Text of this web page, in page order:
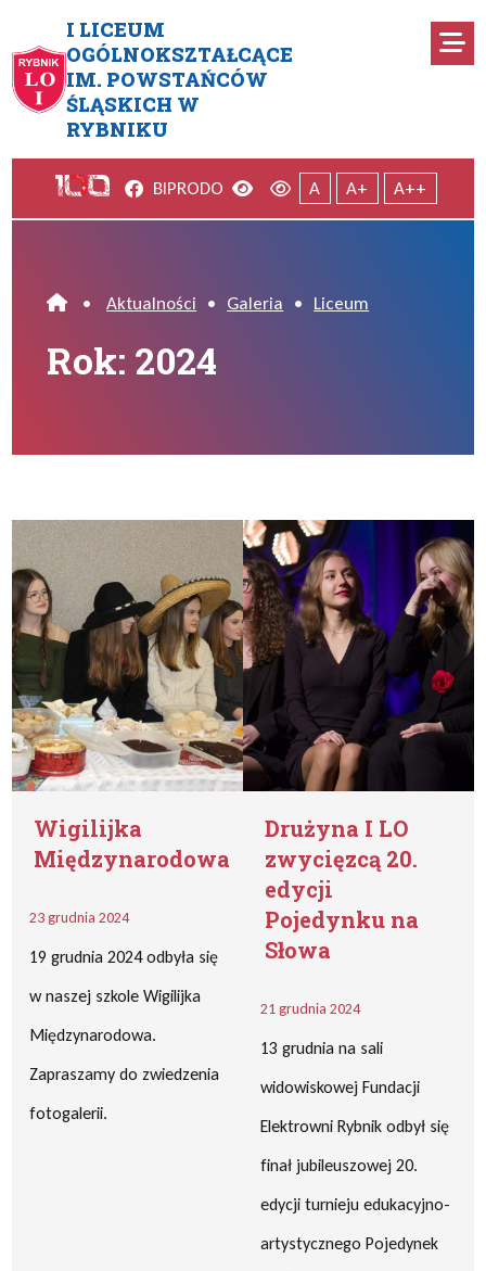
I LICEUM
OGÓLNOKSZTAŁCĄCE
IM. POWSTAŃCÓW
ŚLĄSKICH W
RYBNIKU
Facebook
BIPRODO Wersja kontrastowa
Wersja domyślna
A A+ A++
Home
• Aktualności • Galeria • Liceum
Rok: 2024
Wigilijka
Międzynarodowa
23 grudnia 2024
19 grudnia 2024 odbyła się
w naszej szkole Wigilijka
Międzynarodowa.
Zapraszamy do zwiedzenia
fotogalerii.
Drużyna I LO
zwycięzcą 20.
edycji
Pojedynku na
Słowa
21 grudnia 2024
13 grudnia na sali
widowiskowej Fundacji
Elektrowni Rybnik odbył się
finał jubileuszowej 20.
edycji turnieju edukacyjno-
artystycznego Pojedynek